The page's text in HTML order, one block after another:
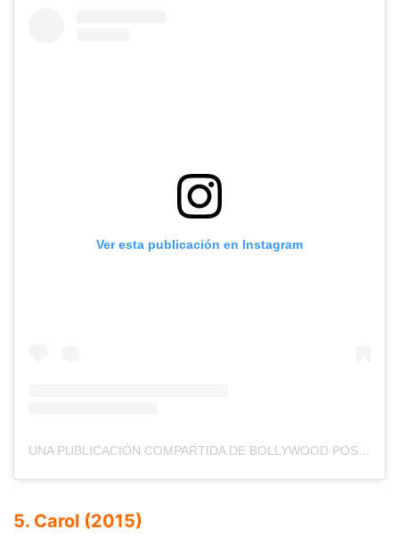
Ver esta publicación en Instagram
UNA PUBLICACIÓN COMPARTIDA DE BOLLYWOOD POSTERS & NEWS (@BOLLYWOOD.POSTERS.NEWS)
5. Carol (2015)